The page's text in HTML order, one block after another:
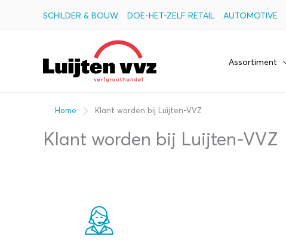
SCHILDER & BOUW DOE-HET-ZELF RETAIL AUTOMOTIVE
Assortiment
Home Klant worden bij Luijten-VVZ
Klant worden bij Luijten-VVZ